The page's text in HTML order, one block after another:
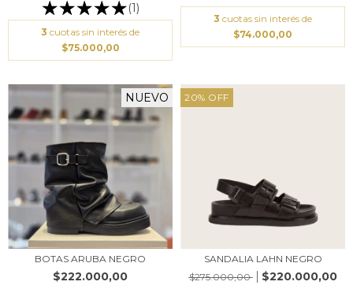
(1)
3 cuotas sin interés de
$75.000,00
3 cuotas sin interés de
$74.000,00
NUEVO
BOTAS ARUBA NEGRO
$222.000,00
20% OFF
SANDALIA LAHN NEGRO
$275.000,00
$220.000,00